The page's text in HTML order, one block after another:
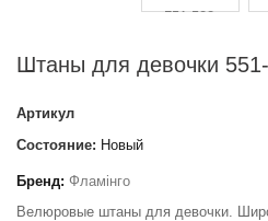
Штаны для девочки
Артикул
Состояние: Новый
Бренд: Фламінго
Велюровые штаны для девочки.